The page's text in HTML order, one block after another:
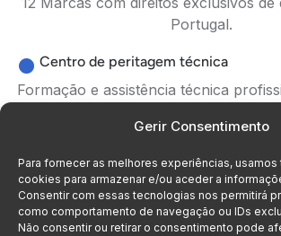
Gerir Consentimento
Para fornecer as melhores experiências,
cookies para armazenar e/ou aceder a
Consentir com essas tecnologias nos permitirá
como comportamento de navegação ou IDs
Não consentir ou retirar o consentimento pode
Portugal.
Centro de peritagem técnica
Formação e assistência técnica
Assistência e acompanhamento
comunicações profissionais nas
Distribuidor Oficial em